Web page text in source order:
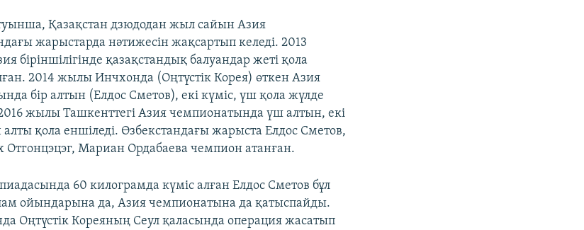
Қазақстан дзюдодан жыл сайын Азия
жарыстарда нәтижесін жақсартып келеді. 2013
біріншілігінде қазақстандық балуандар жеті қола
2014 жылы Инчхонда (Оңтүстік Корея) өткен Азия
бір алтын (Елдос Сметов), екі күміс, үш қола жүлде
жылы Ташкенттегі Азия чемпионатында үш алтын, екі
алты қола еншіледі. Өзбекстандағы жарыста Елдос Сметов,
Отгонцэцэг, Мариан Ордабаева чемпион атанған.
60 килограмда күміс алған Елдос Сметов бұл
ойындарына да, Азия чемпионатына да қатыспайды.
Оңтүстік Кореяның Сеул қаласында операция жасатып